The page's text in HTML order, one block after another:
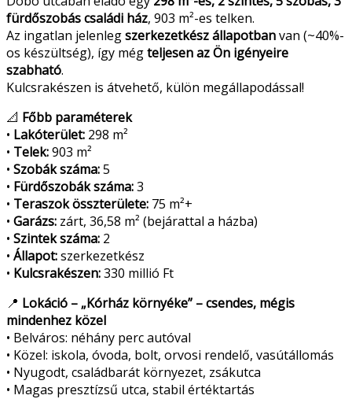
fürdőszobás családi ház, 903 m²-es telken.
Az ingatlan jelenlegszerkezetkész állapotbanvan (~40%-
os készültség), így mégteljesen az Ön igényeire
szabható.
Kulcsrakészen is átvehető, külön megállapodással!
📐 Főbb paraméterek
• Lakóterület: 298 m²
• Telek:903 m²
• Szobák száma:5
• Fürdőszobák száma:3
• Teraszok összterülete: 75 m²+
• Garázs: zárt, 36,58 m² (bejárattal a házba)
• Szintek száma: 2
• Állapot:szerkezetkész
• Kulcsrakészen:330 millió Ft
📍 Lokáció – „Kórház környéke” – csendes, mégis
mindenhez közel
• Belváros: néhány perc autóval
• Közel: iskola, óvoda, bolt, orvosi rendelő, vasútállomás
• Nyugodt, családbarát környezet, zsákutca
• Magas presztízsű utca, stabil értéktartás